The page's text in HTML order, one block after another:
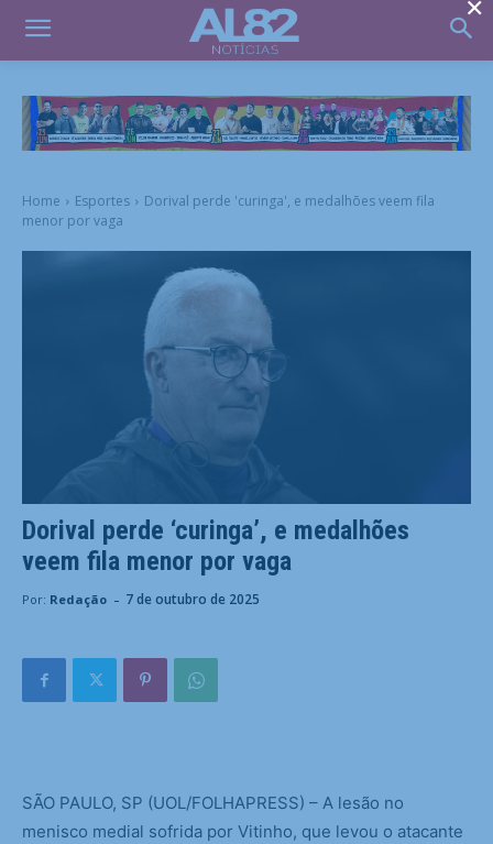
Home Esportes
Dorival perde 'curinga', e medalhões veem fila
menor por vaga
Dorival perde ‘curinga’, e medalhões
veem fila menor por vaga
Por: Redação - 7 de outubro de 2025
SÃO PAULO, SP (UOL/FOLHAPRESS) – A lesão no
menisco medial sofrida por Vitinho, que levou o atacante